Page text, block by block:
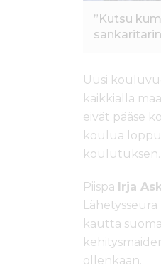
”Kutsu
Uusi
kaikkialla
eivät pääse
koulua
koulutuksen.
Piispa Irja
kautta
ollenkaan.